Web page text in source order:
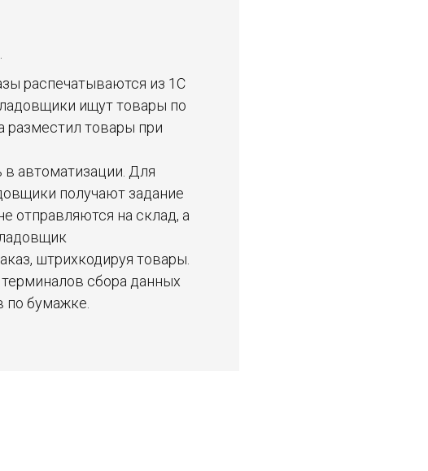
распечатываются из 1С
ищут товары по
разместил товары при
автоматизации. Для
получают задание
отправляются на склад, а
штрихкодируя товары.
сбора данных
по бумажке.